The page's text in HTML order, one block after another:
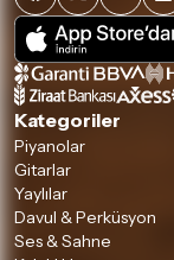
Kategoriler
Piyanolar
Gitarlar
Yaylılar
Davul & Perküsyon
Ses & Sahne